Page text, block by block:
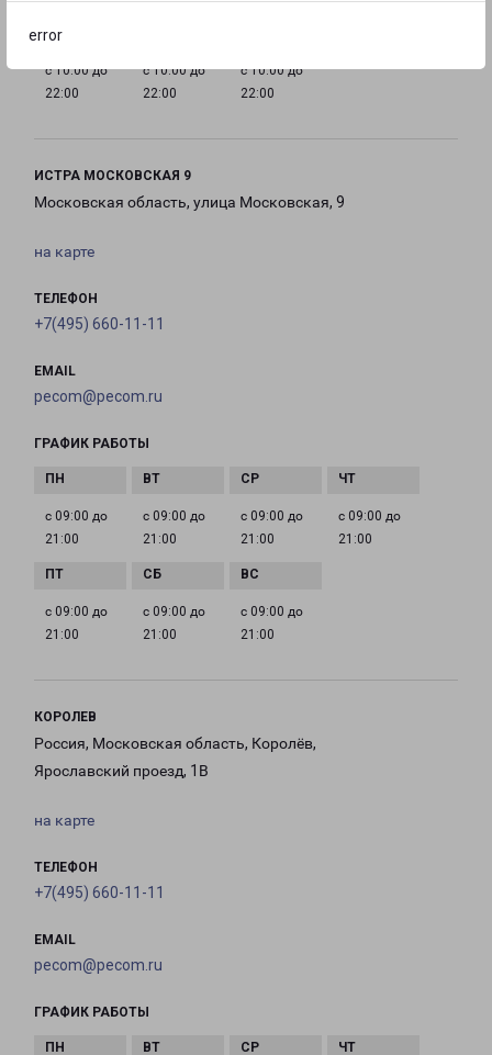
error
с 10:00 до
22:00
с 10:00 до
22:00
с 10:00 до
22:00
ИСТРА МОСКОВСКАЯ 9
Московская область, улица Московская, 9
на карте
ТЕЛЕФОН
+7(495) 660-11-11
EMAIL
pecom@pecom.ru
ГРАФИК РАБОТЫ
с 09:00 до
21:00
с 09:00 до
21:00
с 09:00 до
21:00
с 09:00 до
21:00
с 09:00 до
21:00
с 09:00 до
21:00
с 09:00 до
21:00
КОРОЛЕВ
Россия, Московская область, Королёв,
Ярославский проезд, 1В
на карте
ТЕЛЕФОН
+7(495) 660-11-11
EMAIL
pecom@pecom.ru
ГРАФИК РАБОТЫ